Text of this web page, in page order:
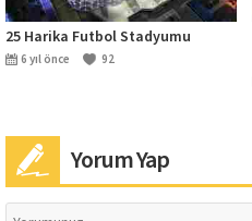
25 Harika Futbol Stadyumu
6 yıl önce 92
Yorum Yap